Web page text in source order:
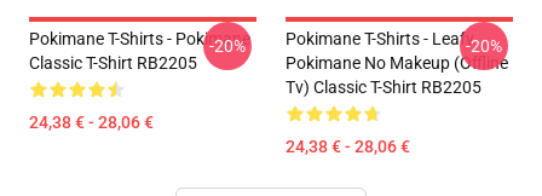
Pokimane T-Shirts - Pokimane
Classic T-Shirt RB2205
24,38 € - 28,06 €
-20%
Pokimane T-Shirts - Leafy
Pokimane No Makeup (Offline
Tv) Classic T-Shirt RB2205
24,38 € - 28,06 €
-20%